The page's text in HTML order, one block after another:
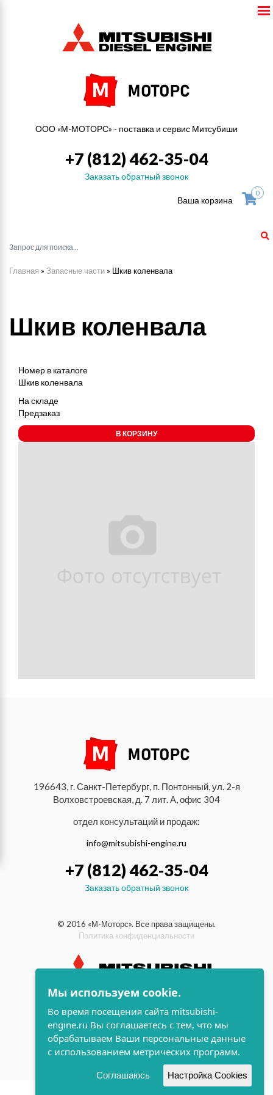
ООО «М-МОТОРС» - поставка и сервис Митсубиши
+7 (812) 462-35-04
Заказать обратный звонок
Ваша корзина
0
Главная » Запасные части » Шкив коленвала
Шкив коленвала
Номер в каталоге
Шкив коленвала
На складе
Предзаказ
В КОРЗИНУ
196643, г. Санкт-Петербург, п. Понтонный, ул. 2-я
Волховстроевская, д. 7 лит. А, офис 304
отдел консультаций и продаж:
info@mitsubishi-engine.ru
+7 (812) 462-35-04
Заказать обратный звонок
© 2016 «М-Моторс». Все права защищены.
Политика конфиденциальности
индустриальные и морские
дизельные двигатели Mitsubishi
разработка сайта
Мы используем cookie.
Во время посещения сайта mitsubishi-
engine.ru Вы соглашаетесь с тем, что мы
обрабатываем Ваши персональные данные
с использованием метрических программ.
Соглашаюсь Настройка Cookies